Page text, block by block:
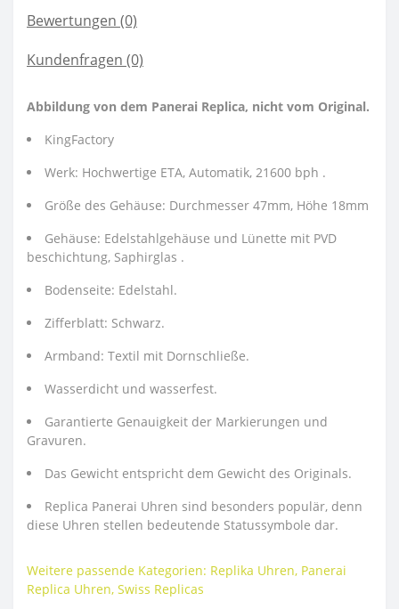
Bewertungen (0)
Kundenfragen (0)
Abbildung von dem Panerai Replica, nicht vom Original.
KingFactory
Werk: Hochwertige ETA, Automatik, 21600 bph .
Größe des Gehäuse: Durchmesser 47mm, Höhe 18mm
Gehäuse: Edelstahlgehäuse und Lünette mit PVD
beschichtung, Saphirglas .
Bodenseite: Edelstahl.
Zifferblatt: Schwarz.
Armband: Textil mit Dornschließe.
Wasserdicht und wasserfest.
Garantierte Genauigkeit der Markierungen und
Gravuren.
Das Gewicht entspricht dem Gewicht des Originals.
Replica Panerai Uhren sind besonders populär, denn
diese Uhren stellen bedeutende Statussymbole dar.
Weitere passende Kategorien: Replika Uhren, Panerai
Replica Uhren, Swiss Replicas